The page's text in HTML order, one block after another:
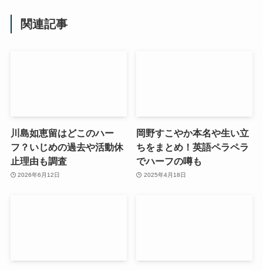
関連記事
川島如恵留はどこのハー
フ？いじめの過去や活動休
止理由も調査
2026年6月12日
岡野すこやか本名や生い立
ちをまとめ！英語ペラペラ
でハーフの噂も
2025年4月18日